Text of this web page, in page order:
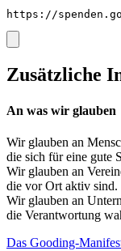
https://
Zusätzliche
An was wir glauben
Wir glauben an
die sich für eine gute
Wir glauben an
die vor Ort aktiv sind.
Wir glauben an
die Verantwortung
Das Gooding-